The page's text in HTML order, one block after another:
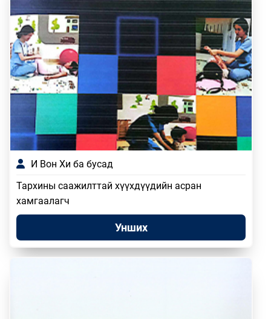
И Вон Хи ба бусад
Тархины саажилттай хүүхдүүдийн асран
хамгаалагч
Унших